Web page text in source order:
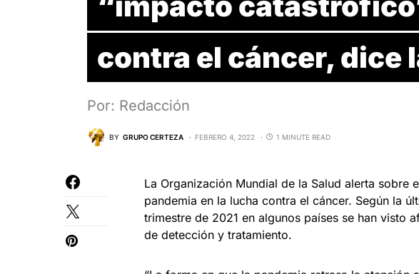
contra el cáncer, dice
Por: Redacción
BY GRUPO CERTEZA FEBRERO 4, 2022 1 MINUTE READ
La Organización Mundial de la Salud alerta sobre
pandemia en la lucha contra el cáncer. Según la
trimestre de 2021 en algunos países se han visto
de detección y tratamiento.